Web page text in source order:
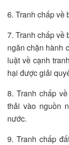
6. Tranh chấp về
7. Tranh chấp về
ngăn chặn hành
luật về cạnh
hại được giải
8. Tranh chấp
thải vào nguồn
nước.
9. Tranh chấp